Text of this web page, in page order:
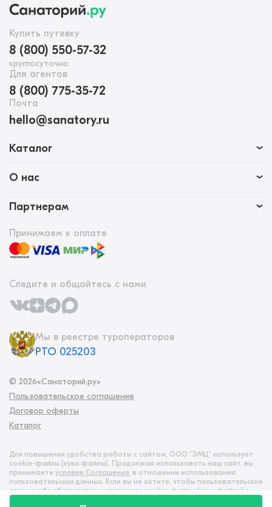
Купить путевку
8 (800) 550-57-32
круглосуточно
Для агентов
8 (800) 775-35-72
Почта
hello@sanatory.ru
Каталог
О нас
Партнерам
Принимаем к оплате
Следите и общайтесь с нами
Мы в реестре туроператоров
РТО 025203
© 2026«Санаторий.ру»
Пользовательское соглашение
Договор оферты
Каталог
Для повышения удобства работы с сайтом, ООО "ЭМЦ" использует
cookie-файлы (куки‑файлы). Продолжая использовать наш сайт, вы
принимаете условия Соглашения в отношении использования
пользовательских данных. Если вы не хотите, чтобы пользовательские
данные обрабатывались, отключите cookie-файлы (куки‑файлы) в